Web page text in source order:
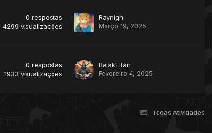
0 respostas
4299 visualizações
Raynigh
Março 19, 2025
0 respostas
1933 visualizações
BaiakTitan
Fevereiro 4, 2025
Todas Atividades